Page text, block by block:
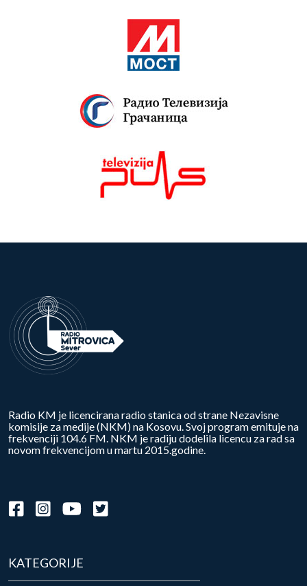
Radio KM je licencirana radio stanica od strane Nezavisne
komisije za medije (NKM) na Kosovu. Svoj program emituje na
frekvenciji 104.6 FM. NKM je radiju dodelila licencu za rad sa
novom frekvencijom u martu 2015.godine.
KATEGORIJE